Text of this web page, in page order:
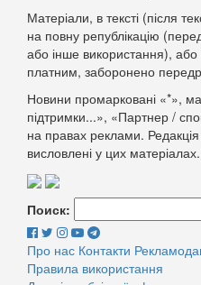
Матеріали, в тексті (після
на повну републікацію
або інше використання),
платним, заборонено
Новини промарковані «*»,
підтримки...», «Партнер /
на правах реклами.
висловлені у цих матеріалах.
Поиск:
Про нас Контакти
Правила використання